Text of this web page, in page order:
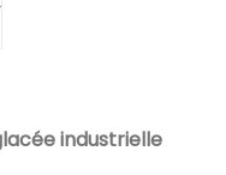
industrielle